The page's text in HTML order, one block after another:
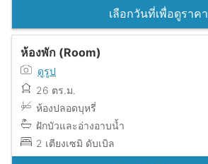
เลือกวันที่เพื่อดูราคา
ห้องพัก (Room)
ดูรูป
26 ตร.ม.
ห้องปลอดบุหรี่
ฝักบัวและอ่างอาบน้ำ
2 เตียงเซมิ ดับเบิล